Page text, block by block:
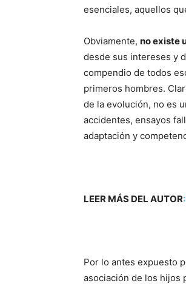
esenciales, aquellos
Obviamente, no existe
desde sus intereses y
compendio de todos
primeros hombres.
de la evolución, no es
accidentes, ensayos
adaptación y
LEER MÁS DEL AUTOR:
Por lo antes expuesto
asociación de los hijos